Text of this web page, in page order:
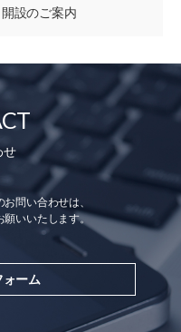
設のご案内
せ
問い合わせは、
願いいたします。
ォーム